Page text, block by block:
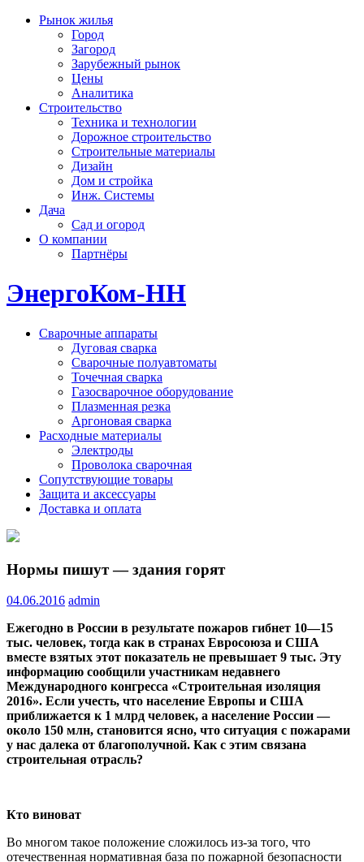
Рынок жилья
Город
Загород
Зарубежный рынок
Цены
Аналитика
Строительство
Техника и технологии
Дорожное строительство
Строительные материалы
Дизайн
Дом и стройка
Инж. Системы
Дача
Сад и огород
О компании
Партнёры
ЭнергоКом-НН
Сварочные аппараты
Дуговая сварка
Сварочные полуавтоматы
Точечная сварка
Газосварочное оборудование
Плазменная резка
Аргоновая сварка
Расходные материалы
Электроды
Проволока сварочная
Сопутствующие товары
Защита и аксессуары
Доставка и оплата
Нормы пишут — здания горят
04.06.2016 admin
Ежегодно в России в результате пожаров гибнет 10—15
тыс. человек, тогда как в странах Евросоюза и США
вместе взятых этот показатель не превышает 9 тыс. Эту
информацию сообщили участникам недавнего
Международного конгресса «Строительная изоляция
2016». Если учесть, что население Европы и США
приближается к 1 млрд человек, а население России —
около 150 млн, становится ясно, что ситуация с пожарами
у нас далека от благополучной. Как с этим связана
строительная отрасль?
Кто виноват
Во многом такое положение сложилось из-за того, что
отечественная нормативная база по пожарной безопасности